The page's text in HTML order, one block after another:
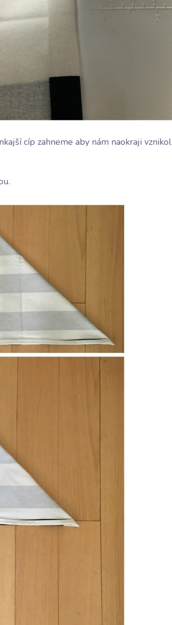
cíp zahneme aby nám naokraji vznikol